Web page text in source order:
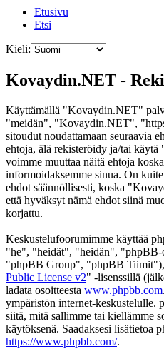
Etusivu
Etsi
Kieli:
Kovaydin.NET -
Käyttämällä "Kovaydin.NET"
"meidän", "Kovaydin.NET",
sitoudut noudattamaan seuraavia
ehtoja, älä rekisteröidy ja/tai
voimme muuttaa näitä ehtoja
informoidaksemme sinua. On
ehdot säännöllisesti, koska
että hyväksyt nämä ehdot siinä
korjattu.
Keskustelufoorumimme käyttää
"he", "heidät", "heidän",
"phpBB Group", "phpBB
Public License v2" -lisenssillä
ladata osoitteesta www.phpbb.com
ympäristön internet-keskustelulle.
siitä, mitä sallimme tai kiellämme
käytöksenä. Saadaksesi lisätietoa
https://www.phpbb.com/.